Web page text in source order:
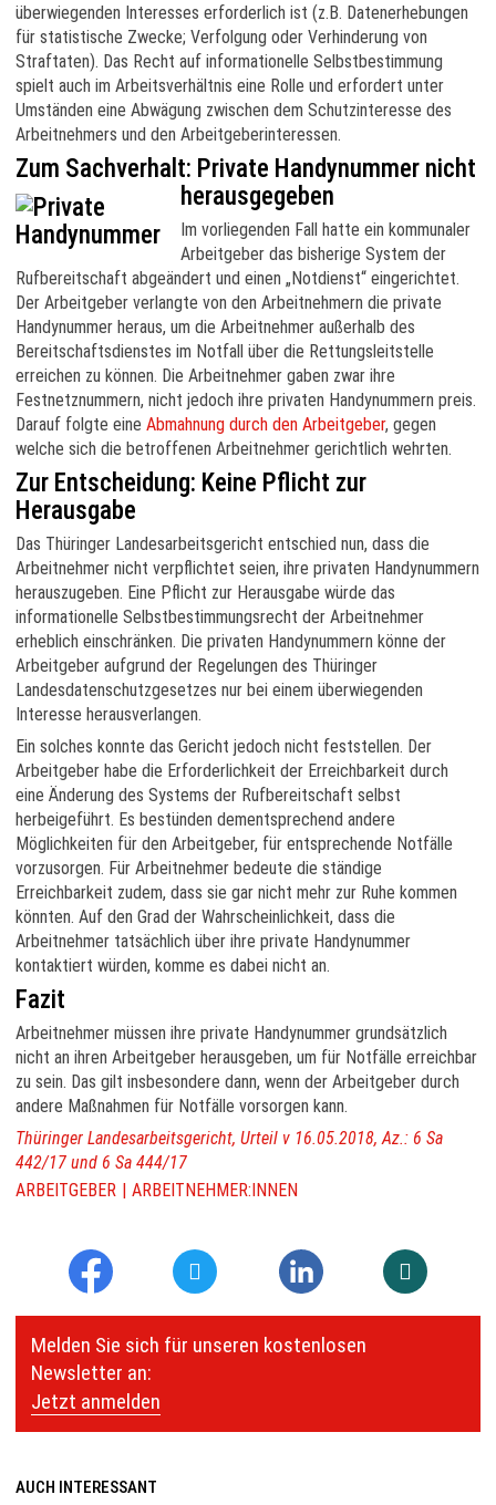
überwiegenden Interesses erforderlich ist (z.B. Datenerhebungen
für statistische Zwecke; Verfolgung oder Verhinderung von
Straftaten). Das Recht auf informationelle Selbstbestimmung
spielt auch im Arbeitsverhältnis eine Rolle und erfordert unter
Umständen eine Abwägung zwischen dem Schutzinteresse des
Arbeitnehmers und den Arbeitgeberinteressen.
Zum Sachverhalt: Private Handynummer nicht
herausgegeben
Im vorliegenden Fall hatte ein kommunaler
Arbeitgeber das bisherige System der
Rufbereitschaft abgeändert und einen „Notdienst“ eingerichtet.
Der Arbeitgeber verlangte von den Arbeitnehmern die private
Handynummer heraus, um die Arbeitnehmer außerhalb des
Bereitschaftsdienstes im Notfall über die Rettungsleitstelle
erreichen zu können. Die Arbeitnehmer gaben zwar ihre
Festnetznummern, nicht jedoch ihre privaten Handynummern preis.
Darauf folgte eine Abmahnung durch den Arbeitgeber, gegen
welche sich die betroffenen Arbeitnehmer gerichtlich wehrten.
Zur Entscheidung: Keine Pflicht zur
Herausgabe
Das Thüringer Landesarbeitsgericht entschied nun, dass die
Arbeitnehmer nicht verpflichtet seien, ihre privaten Handynummern
herauszugeben. Eine Pflicht zur Herausgabe würde das
informationelle Selbstbestimmungsrecht der Arbeitnehmer
erheblich einschränken. Die privaten Handynummern könne der
Arbeitgeber aufgrund der Regelungen des Thüringer
Landesdatenschutzgesetzes nur bei einem überwiegenden
Interesse herausverlangen.
Ein solches konnte das Gericht jedoch nicht feststellen. Der
Arbeitgeber habe die Erforderlichkeit der Erreichbarkeit durch
eine Änderung des Systems der Rufbereitschaft selbst
herbeigeführt. Es bestünden dementsprechend andere
Möglichkeiten für den Arbeitgeber, für entsprechende Notfälle
vorzusorgen. Für Arbeitnehmer bedeute die ständige
Erreichbarkeit zudem, dass sie gar nicht mehr zur Ruhe kommen
könnten. Auf den Grad der Wahrscheinlichkeit, dass die
Arbeitnehmer tatsächlich über ihre private Handynummer
kontaktiert würden, komme es dabei nicht an.
Fazit
Arbeitnehmer müssen ihre private Handynummer grundsätzlich
nicht an ihren Arbeitgeber herausgeben, um für Notfälle erreichbar
zu sein. Das gilt insbesondere dann, wenn der Arbeitgeber durch
andere Maßnahmen für Notfälle vorsorgen kann.
Thüringer Landesarbeitsgericht, Urteil v 16.05.2018, Az.: 6 Sa
442/17 und 6 Sa 444/17
ARBEITGEBER
ARBEITNEHMER:INNEN
Melden Sie sich für unseren kostenlosen
Newsletter an:
Jetzt anmelden
AUCH INTERESSANT